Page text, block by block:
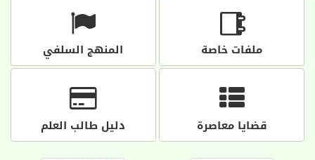
ملفات خاصة المنهج السلفي
قضايا معاصرة دليل طالب العلم